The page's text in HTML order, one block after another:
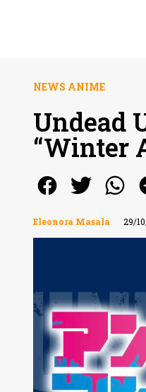
NEWS ANIME
Undead
“Winter
Eleonora Masala 29/